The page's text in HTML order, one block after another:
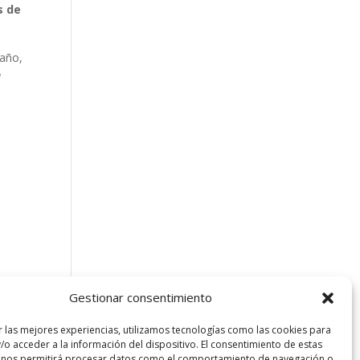
Gestionar consentimiento
las mejores experiencias, utilizamos tecnologías como las cookies para
o acceder a la información del dispositivo. El consentimiento de estas
de